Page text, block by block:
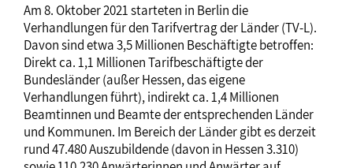
Am 8. Oktober 2021 starteten in Berlin die
Verhandlungen für den Tarifvertrag der Länder (TV-L).
Davon sind etwa 3,5 Millionen Beschäftigte betroffen:
Direkt ca. 1,1 Millionen Tarifbeschäftigte der
Bundesländer (außer Hessen, das eigene
Verhandlungen führt), indirekt ca. 1,4 Millionen
Beamtinnen und Beamte der entsprechenden Länder
und Kommunen. Im Bereich der Länder gibt es derzeit
rund 47.480 Auszubildende (davon in Hessen 3.310)